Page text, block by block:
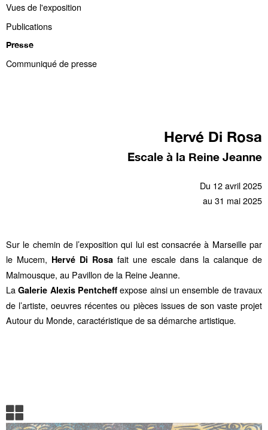
Vues de l'exposition
Publications
Presse
Communiqué de presse
Hervé Di Rosa
Escale à la Reine Jeanne
Du 12 avril 2025
au 31 mai 2025
Sur le chemin de l’exposition qui lui est consacrée à Marseille par
le Mucem, Hervé Di Rosa fait une escale dans la calanque de
Malmousque, au Pavillon de la Reine Jeanne.
LaGalerie Alexis Pentcheffexpose ainsi un ensemble de travaux
de l’artiste, oeuvres récentes ou pièces issues de son vaste projet
Autour du Monde, caractéristique de sa démarche artistique.